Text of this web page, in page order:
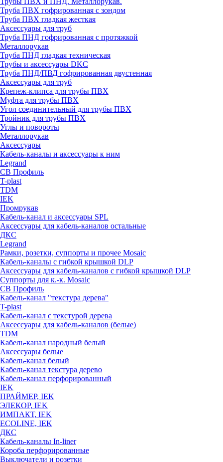
Труба ПВХ гофрированная с зондом
Труба ПВХ гладкая жесткая
Аксессуары для труб
Труба ПНД гофрированная с протяжкой
Металлорукав
Труба ПНД гладкая техническая
Трубы и аксессуары DKC
Труба ПНД/ПВД гофрированная двустенная
Аксессуары для труб
Крепеж-клипса для трубы ПВХ
Муфта для трубы ПВХ
Угол соединительный для трубы ПВХ
Тройник для трубы ПВХ
Углы и повороты
Металлорукав
Аксессуары
Кабель-каналы и аксессуары к ним
Legrand
СВ Профиль
T-plast
TDM
IEK
Промрукав
Кабель-канал и аксессуары SPL
Аксессуары для кабель-каналов остальные
ДКС
Legrand
Рамки, розетки, суппорты и прочее Mosaic
Кабель-каналы с гибкой крышкой DLP
Аксессуары для кабель-каналов с гибкой крышкой DLP
Суппорты для к.-к. Mosaic
СВ Профиль
Кабель-канал "текстура дерева"
T-plast
Кабель-канал с текстурой дерева
Аксессуары для кабель-каналов (белые)
TDM
Кабель-канал народный белый
Аксессуары белые
Кабель-канал белый
Кабель-канал текстура дерево
Кабель-канал перфорированный
IEK
ПРАЙМЕР, IEK
ЭЛЕКОР, IEK
ИМПАКТ, IEK
ECOLINE, IEK
ДКС
Кабель-каналы In-liner
Короба перфорированные
Выключатели и розетки